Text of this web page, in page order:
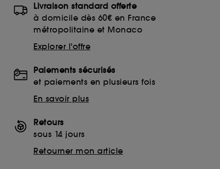
Livraison standard offerte
à domicile dès 60€ en France
métropolitaine et Monaco
Explorer l'offre
Paiements sécurisés
et paiements en plusieurs fois
En savoir plus
Retours
sous 14 jours
Retourner mon article